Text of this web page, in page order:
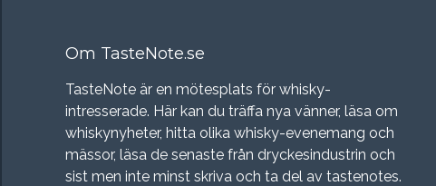
Om TasteNote.se
TasteNote är en mötesplats för whisky-
intresserade. Här kan du träffa nya vänner, läsa om
whiskynyheter, hitta olika whisky-evenemang och
mässor, läsa de senaste från dryckesindustrin och
sist men inte minst skriva och ta del av tastenotes.